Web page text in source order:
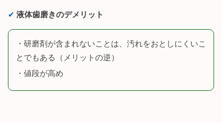
✔︎ 液体歯磨きのデメリット
・研磨剤が含まれないことは、汚れをおとしにくいこ
とでもある（メリットの逆）
・値段が高め